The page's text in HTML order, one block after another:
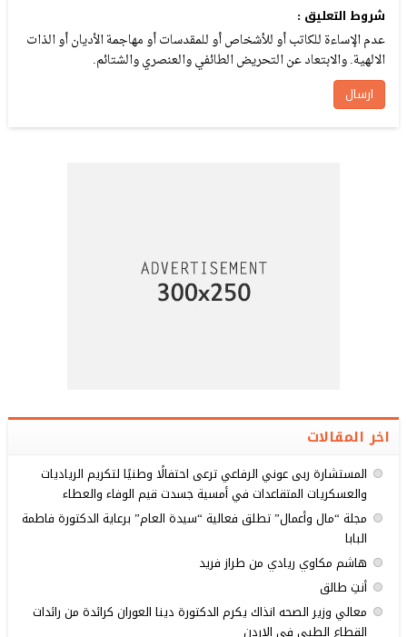
شروط التعليق :
عدم الإساءة للكاتب أو للأشخاص أو للمقدسات أو مهاجمة الأديان أو الذات
الالهية. والابتعاد عن التحريض الطائفي والعنصري والشتائم.
اخر المقالات
المستشارة ربى عوني الرفاعي ترعى احتفالًا وطنيًا لتكريم الرياديات
والعسكريات المتقاعدات في أمسية جسدت قيم الوفاء والعطاء
مجلة “مال وأعمال” تطلق فعالية “سيدة العام” برعاية الدكتورة فاطمة
البابا
هاشم مكاوي ريادي من طراز فريد
أنتِ طالق
معالي وزير الصحه انذاك يكرم الدكتورة دينا العوران كرائدة من رائدات
القطاع الطبي في الاردن